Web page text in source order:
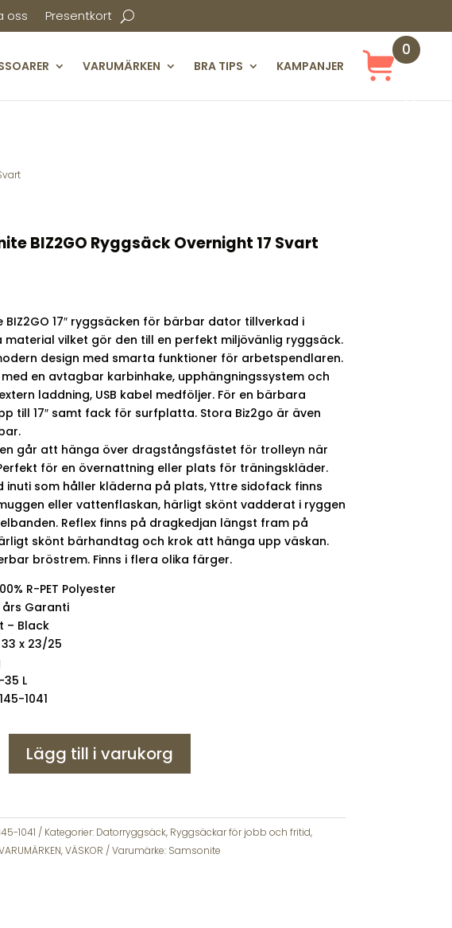
oss Presentkort
VARUMÄRKEN BRA TIPS KAMPANJER
0
ekt
BIZ2GO Ryggsäck Overnight 17 Svart
BIZ2GO 17″ ryggsäcken för bärbar dator tillverkad i
material vilket gör den till en perfekt miljövänlig ryggsäck.
design med smarta funktioner för arbetspendlaren.
med en avtagbar karbinhake, upphängningssystem och
laddning, USB kabel medföljer. För en bärbara
till 17″ samt fack för surfplatta. Stora Biz2go är även
går att hänga över dragstångsfästet för trolleyn när
för en övernattning eller plats för träningskläder.
inuti som håller kläderna på plats, Yttre sidofack finns
eller vattenflaskan, härligt skönt vadderat i ryggen
Reflex finns på dragkedjan längst fram på
skönt bärhandtag och krok att hänga upp väskan.
bröstrem. Finns i flera olika färger.
R-PET Polyester
års Garanti
– Black
x 23/25
L
1041
Lägg till i varukorg
1041 Kategorier: Datorryggsäck, Ryggsäckar för jobb och fritid,
,VÄSKOR Varumärke: Samsonite